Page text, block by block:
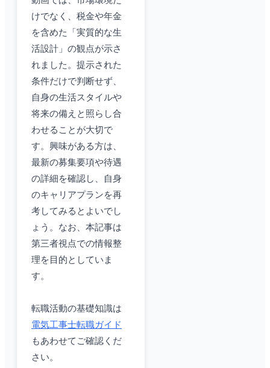
けでなく、税金や年金
を含めた「実質的な生
活設計」の観点が示さ
れました。提示された
条件だけで判断せず、
自身の生活スタイルや
将来の備えと照らし合
わせることが大切で
す。興味がある方は、
最新の募集要項や待遇
の詳細を確認し、自身
のキャリアプランを再
考してみるとよいでし
ょう。なお、本記事は
第三者視点での情報整
理を目的としていま
す。
転職活動の基礎知識は
電気工事士転職ガイド
もあわせてご確認くだ
さい。